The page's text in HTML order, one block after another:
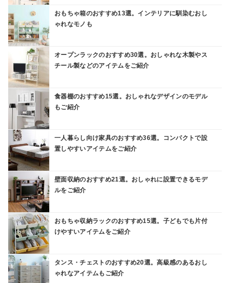
おもちゃ箱のおすすめ13選。インテリアに馴染むおし
ゃれなモノも
オープンラックのおすすめ30選。おしゃれな木製やス
チール製などのアイテムをご紹介
食器棚のおすすめ15選。おしゃれなデザインのモデル
もご紹介
一人暮らし向け家具のおすすめ36選。コンパクトで設
置しやすいアイテムをご紹介
壁面収納のおすすめ21選。おしゃれに設置できるモデ
ルをご紹介
おもちゃ収納ラックのおすすめ15選。子どもでも片付
けやすいアイテムをご紹介
タンス・チェストのおすすめ20選。高級感のあるおし
ゃれなアイテムもご紹介